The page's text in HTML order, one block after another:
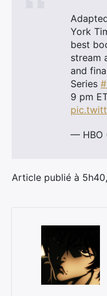
York
best
stream
and
Series
9 pm
— HBO
Article publié à